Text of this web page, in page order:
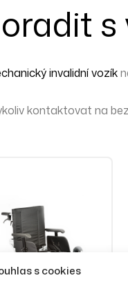
s cookies
s
invalidní vozík
kontaktovat na